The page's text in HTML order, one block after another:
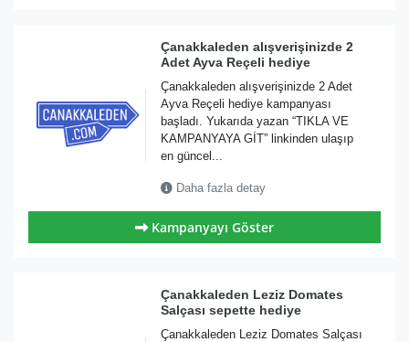
Çanakkaleden alışverişinizde 2
Adet Ayva Reçeli hediye
Çanakkaleden alışverişinizde 2 Adet
Ayva Reçeli hediye kampanyası
başladı. Yukarıda yazan “TIKLA VE
KAMPANYAYA GİT” linkinden ulaşıp
en güncel...
Daha fazla detay
Kampanyayı Göster
Çanakkaleden Leziz Domates
Salçası sepette hediye
Çanakkaleden Leziz Domates Salçası